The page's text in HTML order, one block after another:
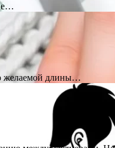
желаемой длины…